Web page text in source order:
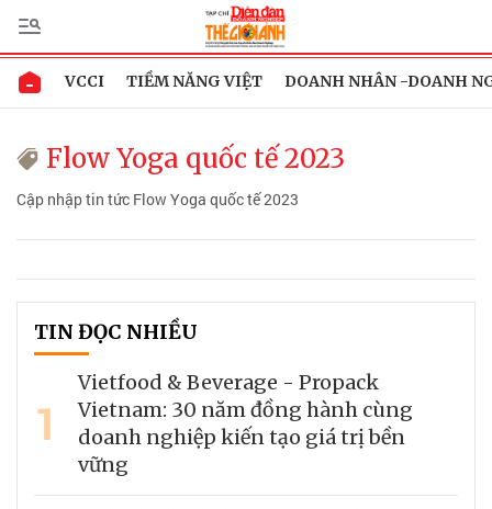
VCCI TIỀM NĂNG VIỆT DOANH NHÂN -DOANH
Flow Yoga quốc tế 2023
Cập nhập tin tức Flow Yoga quốc tế 2023
TIN ĐỌC NHIỀU
1
Vietfood & Beverage - Propack
Vietnam: 30 năm đồng hành cùng
doanh nghiệp kiến tạo giá trị bền
vững